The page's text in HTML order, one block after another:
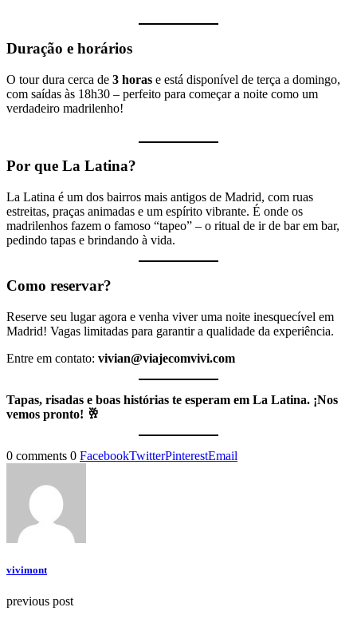
Duração e horários
O tour dura cerca de 3 horas e está disponível de terça a domingo,
com saídas às 18h30 – perfeito para começar a noite como um
verdadeiro madrilenho!
Por que La Latina?
La Latina é um dos bairros mais antigos de Madrid, com ruas
estreitas, praças animadas e um espírito vibrante. É onde os
madrilenhos fazem o famoso “tapeo” – o ritual de ir de bar em bar,
pedindo tapas e brindando à vida.
Como reservar?
Reserve seu lugar agora e venha viver uma noite inesquecível em
Madrid! Vagas limitadas para garantir a qualidade da experiência.
Entre em contato: vivian@viajecomvivi.com
Tapas, risadas e boas histórias te esperam em La Latina. ¡Nos
vemos pronto! 🥂
0 comments 0 FacebookTwitterPinterestEmail
vivimont
previous post